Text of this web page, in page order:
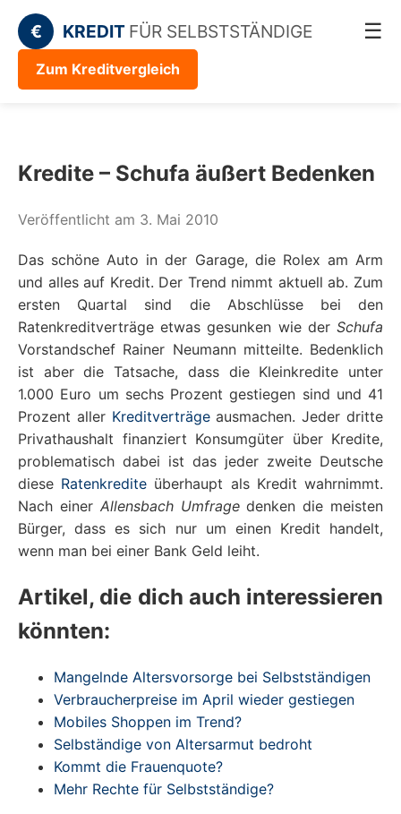
€ KREDIT FÜR SELBSTSTÄNDIGE ☰
Zum Kreditvergleich
Kredite – Schufa äußert Bedenken
Veröffentlicht am 3. Mai 2010
Das schöne Auto in der Garage, die Rolex am Arm
und alles auf Kredit. Der Trend nimmt aktuell ab. Zum
ersten Quartal sind die Abschlüsse bei den
Ratenkreditverträge etwas gesunken wie der Schufa
Vorstandschef Rainer Neumann mitteilte. Bedenklich
ist aber die Tatsache, dass die Kleinkredite unter
1.000 Euro um sechs Prozent gestiegen sind und 41
Prozent aller Kreditverträgeausmachen. Jeder dritte
Privathaushalt finanziert Konsumgüter über Kredite,
problematisch dabei ist das jeder zweite Deutsche
diese Ratenkredite überhaupt als Kredit wahrnimmt.
Nach einer Allensbach Umfragedenken die meisten
Bürger, dass es sich nur um einen Kredit handelt,
wenn man bei einer Bank Geld leiht.
Artikel, die dich auch interessieren
könnten:
Mangelnde Altersvorsorge bei Selbstständigen
Verbraucherpreise im April wieder gestiegen
Mobiles Shoppen im Trend?
Selbständige von Altersarmut bedroht
Kommt die Frauenquote?
Mehr Rechte für Selbstständige?